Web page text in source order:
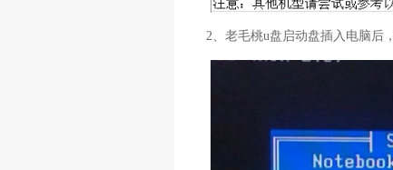
2、老毛桃u盘启动盘插入电脑后